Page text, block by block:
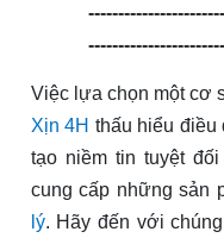
Việc lựa chọn một cơ
Xịn 4H thấu hiểu
tạo niềm tin tuyệt
cung cấp những sản
lý. Hãy đến với